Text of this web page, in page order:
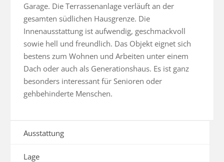
Garage. Die Terrassenanlage verläuft an der
gesamten südlichen Hausgrenze. Die
Innenausstattung ist aufwendig, geschmackvoll
sowie hell und freundlich. Das Objekt eignet sich
bestens zum Wohnen und Arbeiten unter einem
Dach oder auch als Generationshaus. Es ist ganz
besonders interessant für Senioren oder
gehbehinderte Menschen.
Ausstattung
Lage